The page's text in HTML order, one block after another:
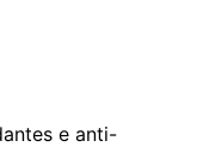
e anti-